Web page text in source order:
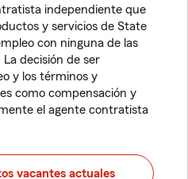
independiente que
y servicios de State
con ninguna de las
decisión de ser
y los términos y
como compensación y
el agente contratista
vacantes actuales